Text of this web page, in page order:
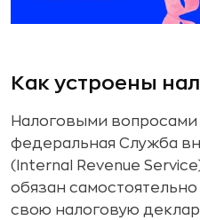
Как устроены
Налоговыми вопросами
федеральная Служба
(Internal Revenue
обязан
свою налоговую